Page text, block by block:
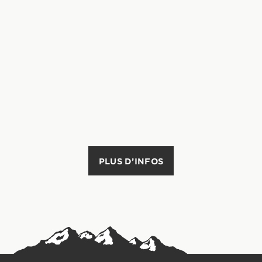
PLUS D’INFOS